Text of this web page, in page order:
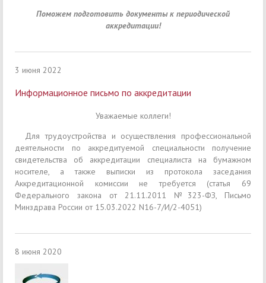
Поможем подготовить документы к периодической
аккредитации!
3 июня 2022
Информационное письмо по аккредитации
Уважаемые коллеги!
Для трудоустройства и осуществления профессиональной
деятельности по аккредитуемой специальности получение
свидетельства об аккредитации специалиста на бумажном
носителе, а также выписки из протокола заседания
Аккредитационной комиссии не требуется (статья 69
Федерального закона от 21.11.2011 №323-ФЗ, Письмо
Минздрава России от 15.03.2022 N16-7/И/2-4051)
8 июня 2020